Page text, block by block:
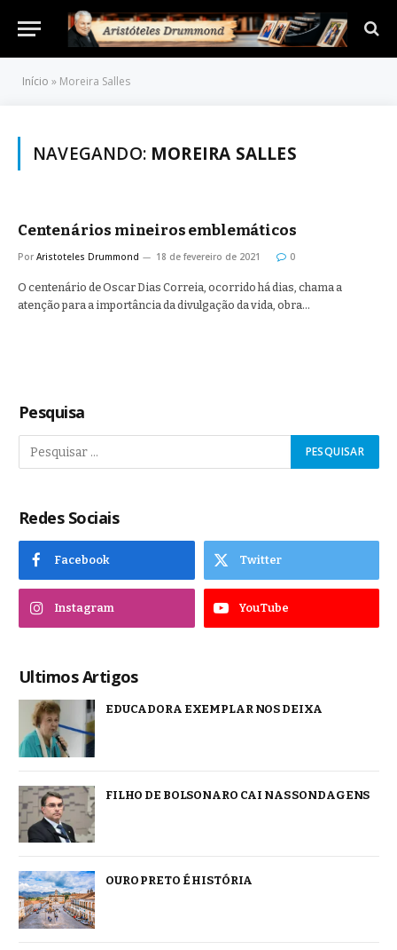
Início » Moreira Salles
NAVEGANDO: MOREIRA SALLES
Centenários mineiros emblemáticos
Por Aristoteles Drummond 18 de fevereiro de 2021 0
O centenário de Oscar Dias Correia, ocorrido há dias, chama a
atenção para a importância da divulgação da vida, obra…
Pesquisa
Redes Sociais
Facebook Twitter
Instagram YouTube
Ultimos Artigos
EDUCADORA EXEMPLAR NOS DEIXA
FILHO DE BOLSONARO CAI NAS SONDAGENS
OURO PRETO É HISTÓRIA